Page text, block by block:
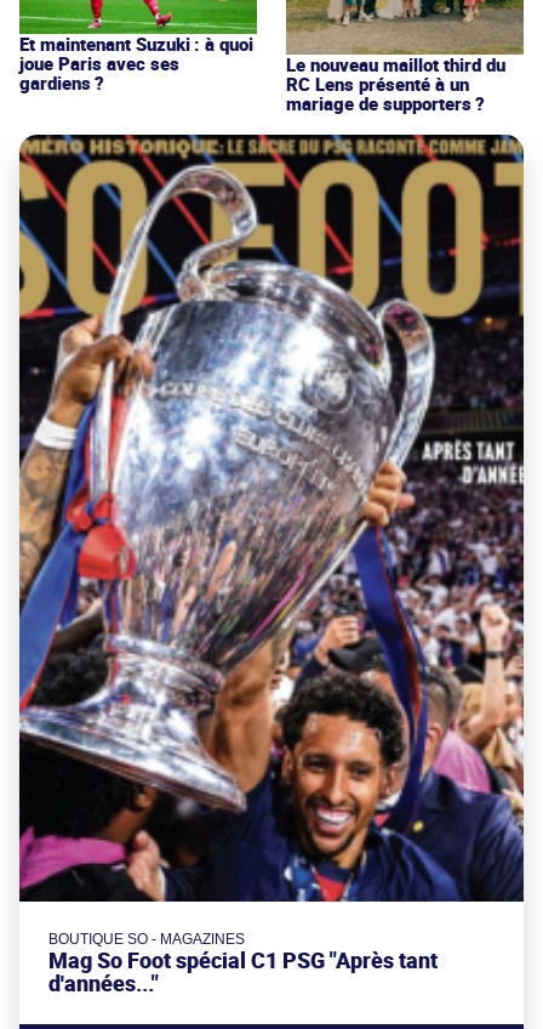
Et maintenant Suzuki : à quoi
joue Paris avec ses
gardiens ?
Le nouveau maillot third du
RC Lens présenté à un
mariage de supporters ?
BOUTIQUE SO - MAGAZINES
Mag So Foot spécial C1 PSG "Après tant
d'années..."